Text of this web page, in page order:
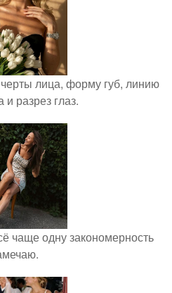
лица, форму губ, линию
и разрез глаз.
чаще одну закономерность